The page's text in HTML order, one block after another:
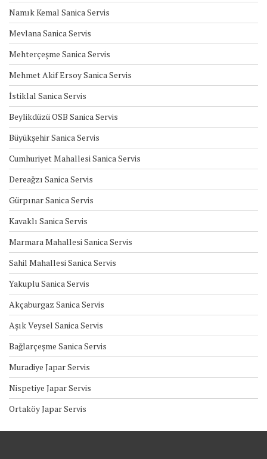
Namık Kemal Sanica Servis
Mevlana Sanica Servis
Mehterçeşme Sanica Servis
Mehmet Akif Ersoy Sanica Servis
İstiklal Sanica Servis
Beylikdüzü OSB Sanica Servis
Büyükşehir Sanica Servis
Cumhuriyet Mahallesi Sanica Servis
Dereağzı Sanica Servis
Gürpınar Sanica Servis
Kavaklı Sanica Servis
Marmara Mahallesi Sanica Servis
Sahil Mahallesi Sanica Servis
Yakuplu Sanica Servis
Akçaburgaz Sanica Servis
Aşık Veysel Sanica Servis
Bağlarçeşme Sanica Servis
Muradiye Japar Servis
Nispetiye Japar Servis
Ortaköy Japar Servis